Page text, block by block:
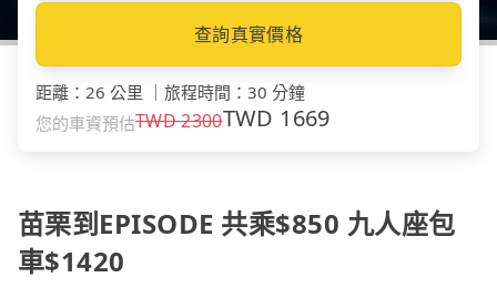
查詢真實價格
距離 ： 26 公里 旅程時間 ： 30 分鐘
您的車資預估TWD2300TWD 1669
苗栗到EPISODE 共乘$850 九人座包
車$1420